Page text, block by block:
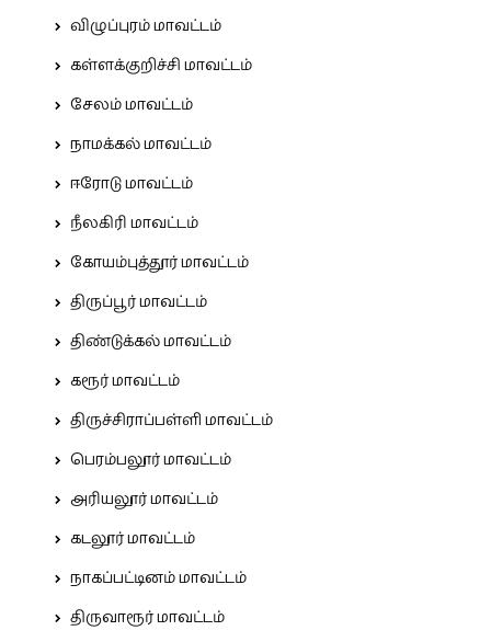
விழுப்புரம் மாவட்டம்
கள்ளக்குறிச்சி மாவட்டம்
சேலம் மாவட்டம்
நாமக்கல் மாவட்டம்
ஈரோடு மாவட்டம்
நீலகிரி மாவட்டம்
கோயம்புத்தூர் மாவட்டம்
திருப்பூர் மாவட்டம்
திண்டுக்கல் மாவட்டம்
கரூர் மாவட்டம்
திருச்சிராப்பள்ளி மாவட்டம்
பெரம்பலூர் மாவட்டம்
அரியலூர் மாவட்டம்
கடலூர் மாவட்டம்
நாகப்பட்டினம் மாவட்டம்
திருவாரூர் மாவட்டம்